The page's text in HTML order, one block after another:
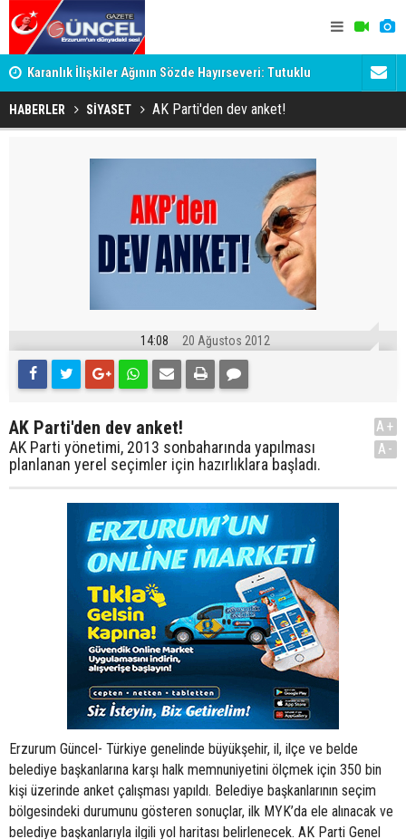
Karanlık İlişkiler Ağının Sözde Hayırseveri: Tutuklu
Memet Aca Dosyası
Dadaş'a
HABERLER SİYASET AK Parti'den dev anket!
14:08 20 Ağustos 2012
AK Parti'den dev anket!
AK Parti yönetimi, 2013 sonbaharında yapılması
planlanan yerel seçimler için hazırlıklara başladı.
A+
A-
Erzurum Güncel- Türkiye genelinde büyükşehir, il, ilçe ve belde
belediye başkanlarına karşı halk memnuniyetini ölçmek için 350 bin
kişi üzerinde anket çalışması yapıldı. Belediye başkanlarının seçim
bölgesindeki durumunu gösteren sonuçlar, ilk MYK’da ele alınacak ve
belediye başkanlarıyla ilgili yol haritası belirlenecek. AK Parti Genel